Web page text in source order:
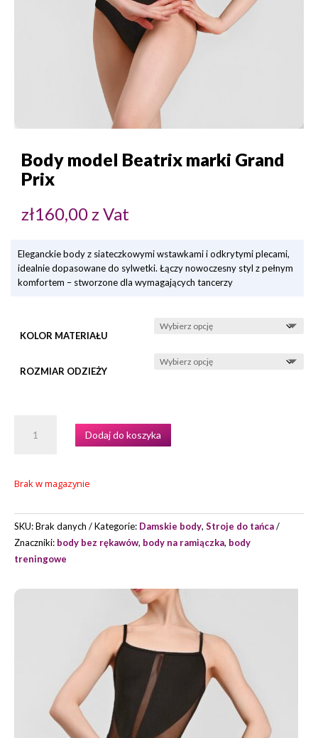
Body model Beatrix marki Grand
Prix
zł160,00z Vat
Eleganckie body z siateczkowymi wstawkami i odkrytymi plecami,
idealnie dopasowane do sylwetki. Łączy nowoczesny styl z pełnym
komfortem – stworzone dla wymagających tancerzy
KOLOR MATERIAŁU
ROZMIAR ODZIEŻY
BODY
MARKI
PRIX
Dodaj do koszyka
Brak w magazynie
SKU:Brak danych Kategorie: Damskie body, Stroje do tańca
Znaczniki: body bez rękawów, body na ramiączka, body
treningowe